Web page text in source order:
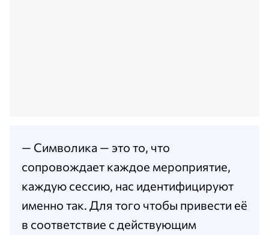
— Символика — это то, что
сопровождает каждое мероприятие,
каждую сессию, нас идентифицируют
именно так. Для того чтобы привести её
в соответствие с действующим